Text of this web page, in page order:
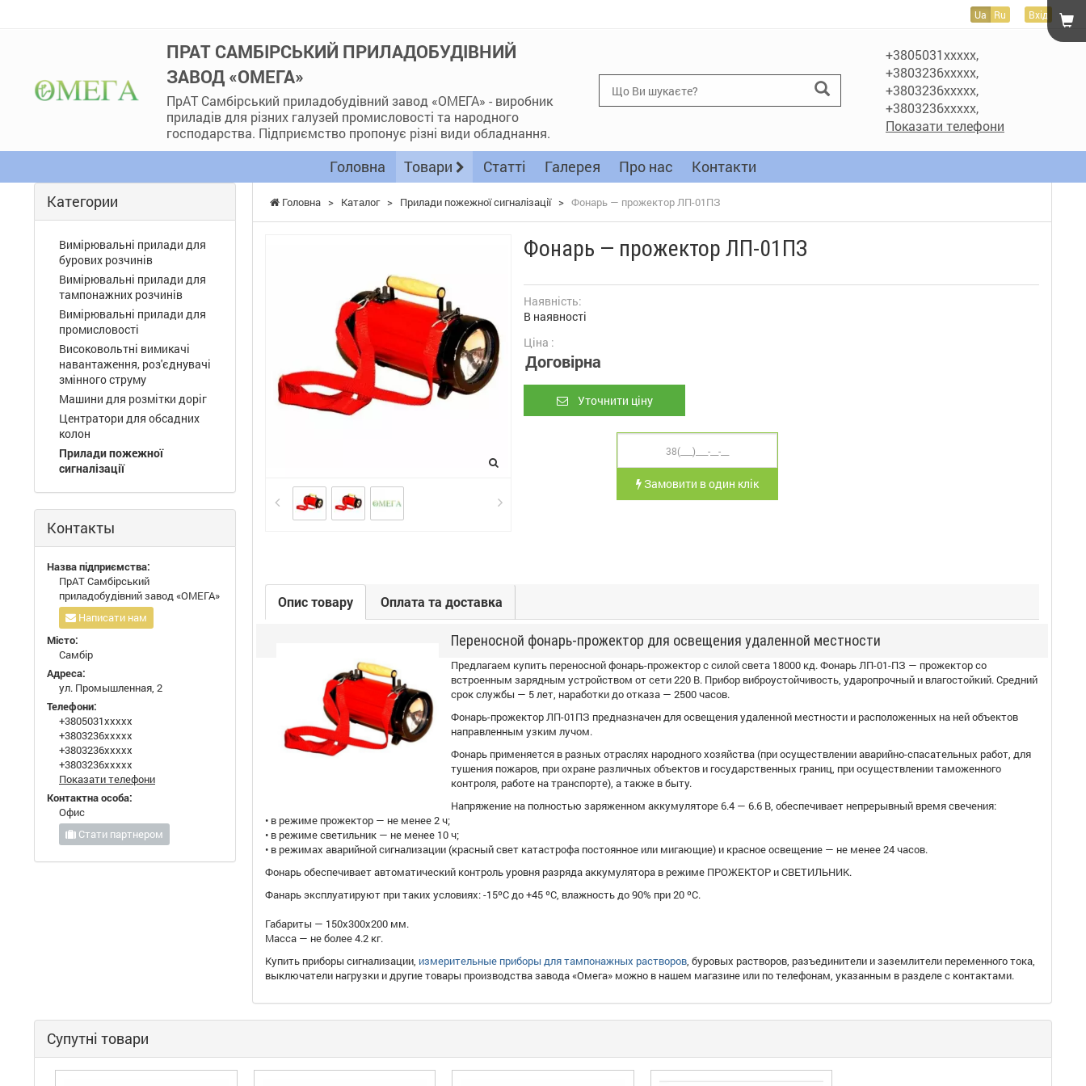
Ua Ru Вхід
ПРАТ САМБІРСЬКИЙ ПРИЛАДОБУДІВНИЙ
ЗАВОД «ОМЕГА»
ПрАТ Самбірський приладобудівний завод «ОМЕГА» - виробник
приладів для різних галузей промисловості та народного
господарства. Підприємство пропонує різні види обладнання.
+3805031xxxxx,
+3803236xxxxx,
+3803236xxxxx,
+3803236xxxxx,
Показати телефони
Головна Товари Статті Галерея Про нас Контакти
Головна > Каталог > Прилади пожежної сигналізації > Фонарь — прожектор ЛП-01ПЗ
Фонарь — прожектор ЛП-01ПЗ
Наявність:
В наявності
Ціна :
Договірна
Уточнити ціну
Замовити в один клік
Опис товару Оплата та доставка
Переносной фонарь-прожектор для освещения удаленной местности
Предлагаем купить переносной фонарь-прожектор с силой света 18000 кд. Фонарь ЛП-01-ПЗ — прожектор со
встроенным зарядным устройством от сети 220 В. Прибор виброустойчивость, ударопрочный и влагостойкий. Средний
срок службы — 5 лет, наработки до отказа — 2500 часов.
Фонарь-прожектор ЛП-01ПЗ предназначен для освещения удаленной местности и расположенных на ней объектов
направленным узким лучом.
Фонарь применяется в разных отраслях народного хозяйства (при осуществлении аварийно-спасательных работ, для
тушения пожаров, при охране различных объектов и государственных границ, при осуществлении таможенного
контроля, работе на транспорте), а также в быту.
Напряжение на полностью заряженном аккумуляторе 6.4 — 6.6 В, обеспечивает непрерывный время свечения:
• в режиме прожектор — не менее 2 ч;
• в режиме светильник — не менее 10 ч;
• в режимах аварийной сигнализации (красный свет катастрофа постоянное или мигающие) и красное освещение — не менее 24 часов.
Фонарь обеспечивает автоматический контроль уровня разряда аккумулятора в режиме ПРОЖЕКТОР и СВЕТИЛЬНИК.
Фанарь эксплуатируют при таких условиях: -15ºС до +45 ºС, влажность до 90% при 20 ºС.
Габариты — 150х300х200 мм.
Масса — не более 4.2 кг.
Купить приборы сигнализации, измерительные приборы для тампонажных растворов, буровых растворов, разъединители и заземлители переменного тока,
выключатели нагрузки и другие товары производства завода «Омега» можно в нашем магазине или по телефонам, указанным в разделе с контактами.
Категории
Вимірювальні прилади для
бурових розчинів
Вимірювальні прилади для
тампонажних розчинів
Вимірювальні прилади для
промисловості
Високовольтні вимикачі
навантаження, роз'єднувачі
змінного струму
Машини для розмітки доріг
Центратори для обсадних
колон
Прилади пожежної
сигналізації
Контакты
Назва підприємства:
ПрАТ Самбірський
приладобудівний завод «ОМЕГА»
Написати нам
Місто:
Самбір
Адреса:
ул. Промышленная, 2
Телефони:
+3805031xxxxx
+3803236xxxxx
+3803236xxxxx
+3803236xxxxx
Показати телефони
Контактна особа:
Офис
Стати партнером
Супутні товари